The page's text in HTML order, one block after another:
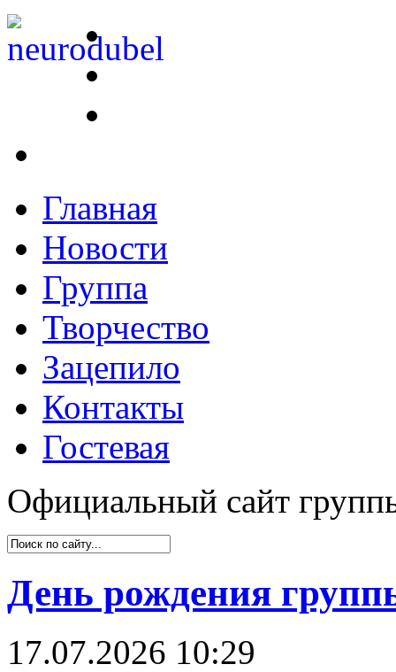
Главная
Новости
Группа
Творчество
Зацепило
Контакты
Гостевая
Официальный сайт
День рождения
17.07.2026 10:29